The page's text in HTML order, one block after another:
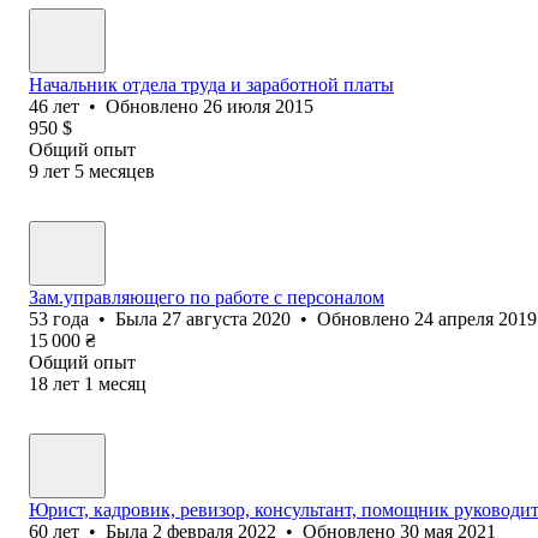
Начальник отдела труда и заработной платы
46 лет • Обновлено 26 июля 2015
950 $
Общий опыт
9 лет 5 месяцев
Зам.управляющего по работе с персоналом
53 года • Была 27 августа 2020 • Обновлено 24 апреля 2019
15 000 ₴
Общий опыт
18 лет 1 месяц
Юрист, кадровик, ревизор, консультант, помощник
60 лет • Была 2 февраля 2022 • Обновлено 30 мая 2021